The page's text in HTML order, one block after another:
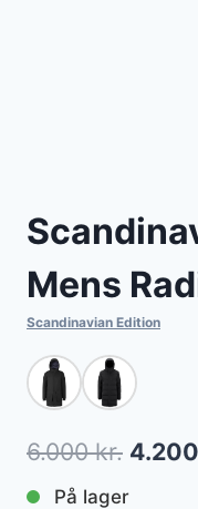
Mens
Scandinavian Edition
6.000kr. Den
4.200
På lager